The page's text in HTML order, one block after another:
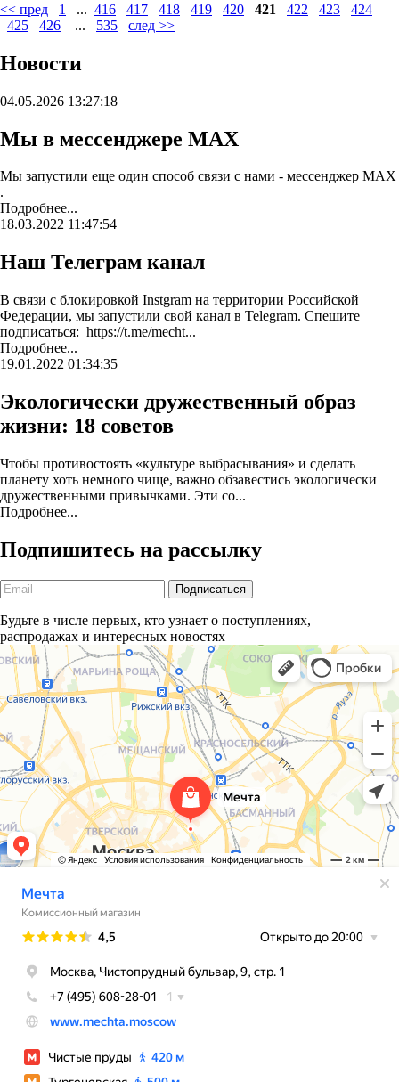
<< пред
1 ... 416 417 418 419 420 421 422 423
424
425
426 ... 535 след >>
Новости
04.05.2026 13:27:18
Мы в мессенджере MAX
Мы запустили еще один способ связи с нами - мессенджер MAX
.
Подробнее...
18.03.2022 11:47:54
Наш Телеграм канал
В связи с блокировкой Instgram на территории Российской
Федерации, мы запустили свой канал в Telegram. Спешите
подписаться: https://t.me/mecht...
Подробнее...
19.01.2022 01:34:35
Экологически дружественный образ
жизни: 18 советов
Чтобы противостоять «культуре выбрасывания» и сделать
планету хоть немного чище, важно обзавестись экологически
дружественными привычками. Эти со...
Подробнее...
Подпишитесь на рассылку
Будьте в числе первых, кто узнает о поступлениях,
распродажах и интересных новостях